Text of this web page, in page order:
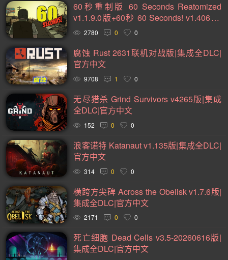
第一人称视角(105)
困难(105)
像素图形(104)
指向点击(104)
战斗(99)
卡通(95)
动作类 Rogue(93)
魂系列(93)
动作角色扮演(89)
类银河战士恶魔城(81)
心理恐怖(78)
放松(78) 后末日(76)
第一人称射击(74)
经典(73)
战术(73) 塔防(72)
沉浸式模拟(66)
军事(65)
手绘(59)
生存恐怖(59) 策略战棋(59)
城市营造(56)
多结局(56) 在线合作(54)
经济(53)
竞速(52)
日系角色扮演(52)
互动小说(51)
策略战争(50)
迷宫探索(49)
回合战略(49) 资源管理(49)
60秒重制版 60 Seconds Reatomized
v1.1.9.0版+60秒 60 Seconds! v1.406版|
集成全DLC|官方中文
2780 0 0
腐蚀 Rust 2631联机对战版|集成全DLC|
官方中文
9708 1 0
无尽猎杀 Grind Survivors v4265版|集成
全DLC|官方中文
152 0 0
浪客诺特 Katanaut v1.135版|集成全DLC|
官方中文
314 0 0
横跨方尖碑 Across the Obelisk v1.7.6版|
集成全DLC|官方中文
2171 0 0
死亡细胞 Dead Cells v3.5-20260616版|
集成全DLC|官方中文